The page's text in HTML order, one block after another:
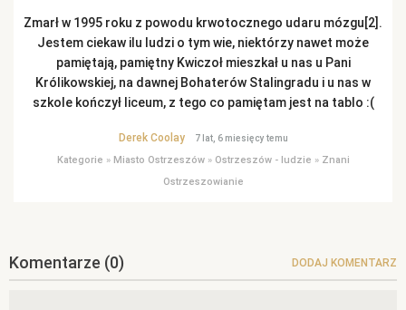
Zmarł w 1995 roku z powodu krwotocznego udaru mózgu[2].
Jestem ciekaw ilu ludzi o tym wie, niektórzy nawet może
pamiętają, pamiętny Kwiczoł mieszkał u nas u Pani
Królikowskiej, na dawnej Bohaterów Stalingradu i u nas w
szkole kończył liceum, z tego co pamiętam jest na tablo :(
Derek Coolay 7 lat, 6 miesięcy temu
Kategorie » Miasto Ostrzeszów» Ostrzeszów - ludzie » Znani
Ostrzeszowianie
Komentarze (0) DODAJ KOMENTARZ